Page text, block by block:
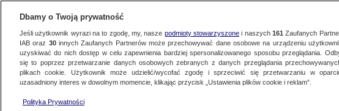
Dbamy o Twoją prywatność
Jeśli użytkownik wyrazi na to zgodę, my, nasze podmioty stowarzyszonei naszych 161 Zaufanych
IAB oraz 30innych Zaufanych Partnerów może przechowywać dane osobowe na urządzeniu
uzyskiwać do nich dostęp w celu zapewnienia bardziej spersonalizowanego sposobu przeglądania.
się to poprzez przetwarzanie danych osobowych zebranych z danych przeglądania
plikach cookie. Użytkownik może udzielić/wycofać zgodę i sprzeciwić się przetwarzaniu w
uzasadniony interes w dowolnym momencie, klikając przycisk „Ustawienia plików cookie i reklam”.
Polityka Prywatności